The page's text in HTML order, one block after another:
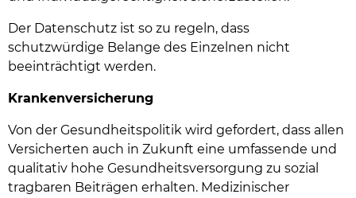
Der Datenschutz ist so zu regeln, dass
schutzwürdige Belange des Einzelnen nicht
beeinträchtigt werden.
Krankenversicherung
Von der Gesundheitspolitik wird gefordert, dass allen
Versicherten auch in Zukunft eine umfassende und
qualitativ hohe Gesundheitsversorgung zu sozial
tragbaren Beiträgen erhalten. Medizinischer